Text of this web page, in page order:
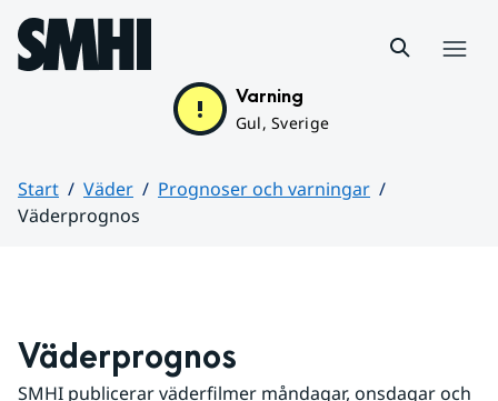
Hoppa till sidans innehåll
Varning
Gul, Sverige
Start Väder
Prognoser och varningar
Väderprognos
Väderprognos
SMHI publicerar väderfilmer måndagar, onsdagar och